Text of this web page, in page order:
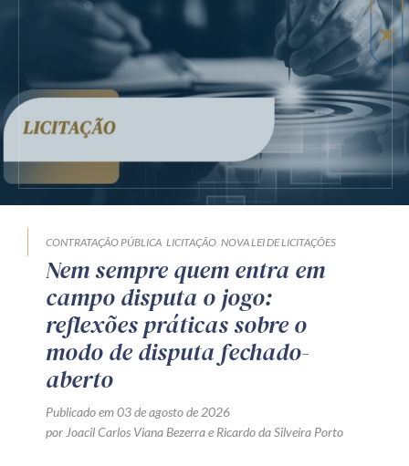
CONTRATAÇÃO PÚBLICA LICITAÇÃO NOVA LEI DE LICITAÇÕES
Nem sempre quem entra em
campo disputa o jogo:
reflexões práticas sobre o
modo de disputa fechado-
aberto
Publicado em 03 de agosto de 2026
por Joacil Carlos Viana Bezerrae Ricardo da Silveira Porto